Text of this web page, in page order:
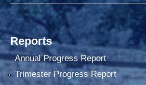
Reports
Annual Progress Report
Trimester Progress Report